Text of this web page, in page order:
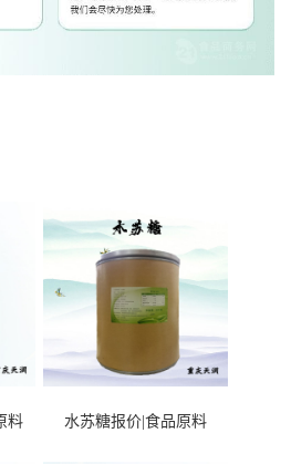
料 水苏糖报价|食品原料